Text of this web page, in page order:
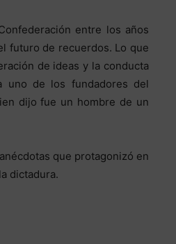
entre los años
futuro de recuerdos. Lo que
de ideas y la conducta
uno de los fundadores del
dijo fue un hombre de un
que protagonizó en
dictadura.